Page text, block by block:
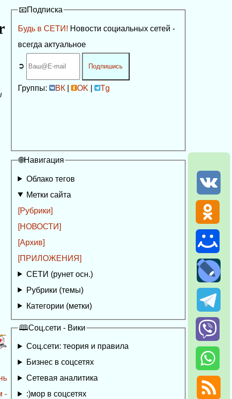
-
📧Подписка
Будь в СЕТИ! Новости социальных сетей -
всегда актуальное
➲ Подпишись
Группы: ВК| OK Tg
🌐Навигация
Облако тегов
Метки сайта
[Рубрики]
[НОВОСТИ]
[Архив]
[ПРИЛОЖЕНИЯ]
СЕТИ (рунет осн.)
Рубрики (темы)
Категории (метки)
🕮Соц.сети - Вики
Соц.сети: теория и правила
Бизнес в соцсетях
Сетевая аналитика
:)мор в соцсетях